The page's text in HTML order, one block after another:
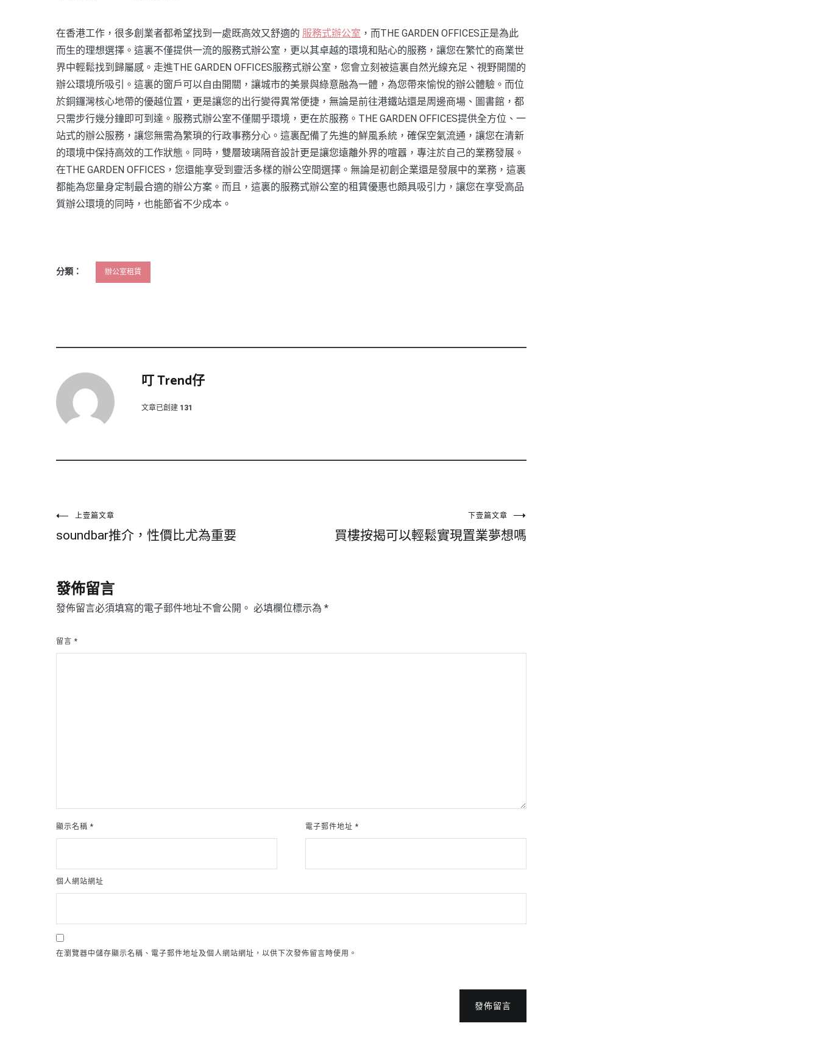
在香港工作，很多創業者都希望找到一處既高效又舒適的 服務式辦公室 ，而THE GARDEN OFFICES正是為此
而生的理想選擇。這裏不僅提供一流的服務式辦公室，更以其卓越的環境和貼心的服務，讓您在繁忙的商業世
界中輕鬆找到歸屬感。走進THE GARDEN OFFICES服務式辦公室，您會立刻被這裏自然光線充足、視野開闊的
辦公環境所吸引。這裏的窗戶可以自由開關，讓城市的美景與綠意融為一體，為您帶來愉悅的辦公體驗。而位
於銅鑼灣核心地帶的優越位置，更是讓您的出行變得異常便捷，無論是前往港鐵站還是周邊商場、圖書館，都
只需步行幾分鐘即可到達。服務式辦公室不僅關乎環境，更在於服務。THE GARDEN OFFICES提供全方位、一
站式的辦公服務，讓您無需為繁瑣的行政事務分心。這裏配備了先進的鮮風系統，確保空氣流通，讓您在清新
的環境中保持高效的工作狀態。同時，雙層玻璃隔音設計更是讓您遠離外界的喧囂，專注於自己的業務發展。
在THE GARDEN OFFICES，您還能享受到靈活多樣的辦公空間選擇。無論是初創企業還是發展中的業務，這裏
都能為您量身定制最合適的辦公方案。而且，這裏的服務式辦公室的租賃優惠也頗具吸引力，讓您在享受高品
質辦公環境的同時，也能節省不少成本。
分類： 辦公室租賃
叮 Trend仔
文章已創建 131
文
導
覽
上壹篇文章
soundbar推介，性價比尤為重要
下壹篇文章
買樓按揭可以輕鬆實現置業夢想嗎
發佈留言
發佈留言必須填寫的電子郵件地址不會公開。 必填欄位標示為 *
留言 *
顯示名稱 * 電子郵件地址*
個人網站網址
在瀏覽器中儲存顯示名稱、電子郵件地址及個人網站網址，以供下次發佈留言時使用。
發佈留言